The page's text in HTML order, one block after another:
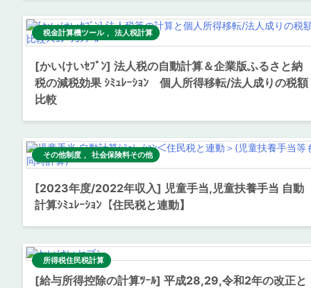
税金計算機ツール , 法人税計算
[かいけいｾﾌﾞﾝ] 法人税の自動計算＆企業版ふるさと納
税の減税効果 ｼﾐｭﾚｰｼｮﾝ 個人所得移転/法人成りの税額
比較
その他制度 , 社会保険料その他
[2023年度/2022年収入] 児童手当,児童扶養手当 自動
計算ｼﾐｭﾚｰｼｮﾝ【住民税と連動】
所得税住民税計算
[給与所得控除の計算ﾂｰﾙ] 平成28,29,令和2年の改正と